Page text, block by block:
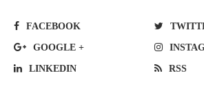
FACEBOOK
GOOGLE +
LINKEDIN RSS